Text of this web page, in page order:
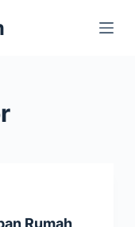
Rumah